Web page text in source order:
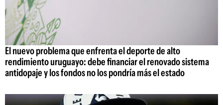
El nuevo problema que enfrenta el deporte de alto
rendimiento uruguayo: debe financiar el renovado sistema
antidopaje y los fondos no los pondría más el estado